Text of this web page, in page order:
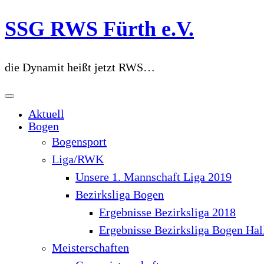
Zum
Inhalt
SSG RWS Fürth e.V.
die Dynamit heißt jetzt RWS…
Aktuell
Bogen
Bogensport
Liga/RWK
Unsere 1. Mannschaft Liga 2019
Bezirksliga Bogen
Ergebnisse Bezirksliga 2018
Ergebnisse Bezirksliga Bogen
Meisterschaften